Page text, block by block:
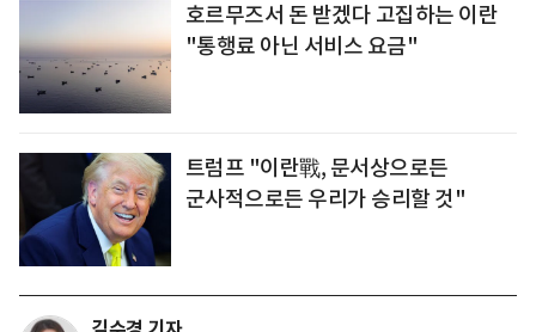
호르무즈서 돈 받겠다 고집하는 이란
"통행료 아닌 서비스 요금"
트럼프 "이란戰, 문서상으로든
군사적으로든 우리가 승리할 것"